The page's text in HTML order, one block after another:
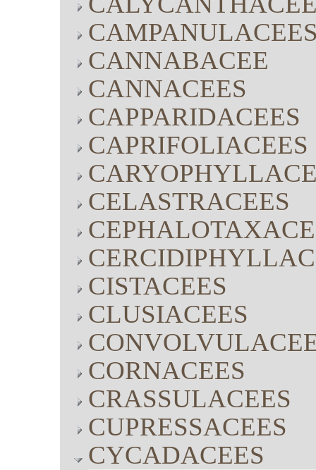
CANNABACEE
CANNACEES
CAPPARIDACEES
CAPRIFOLIACEES
CELASTRACEES
CISTACEES
CLUSIACEES
CORNACEES
CRASSULACEES
CUPRESSACEES
CYCADACEES